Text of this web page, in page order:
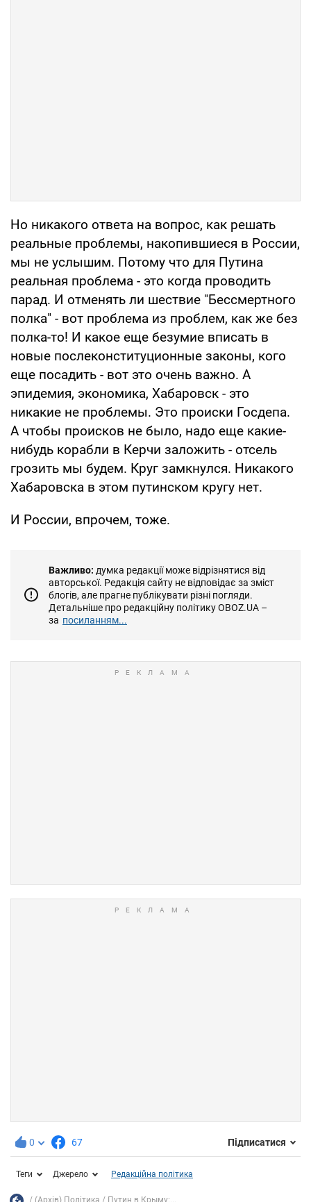
Но никакого ответа на вопрос, как решать
реальные проблемы, накопившиеся в России,
мы не услышим. Потому что для Путина
реальная проблема - это когда проводить
парад. И отменять ли шествие "Бессмертного
полка" - вот проблема из проблем, как же без
полка-то! И какое еще безумие вписать в
новые послеконституционные законы, кого
еще посадить - вот это очень важно. А
эпидемия, экономика, Хабаровск - это
никакие не проблемы. Это происки Госдепа.
А чтобы происков не было, надо еще какие-
нибудь корабли в Керчи заложить - отсель
грозить мы будем. Круг замкнулся. Никакого
Хабаровска в этом путинском кругу нет.
И России, впрочем, тоже.
Важливо: думка редакції може відрізнятися від
авторської. Редакція сайту не відповідає за зміст
блогів, але прагне публікувати різні погляди.
Детальніше про редакційну політику OBOZ.UA –
за посиланням...
0 67 Підписатися
Теги Джерело Редакційна політика
(Архів) Політика Путин в Крыму:...